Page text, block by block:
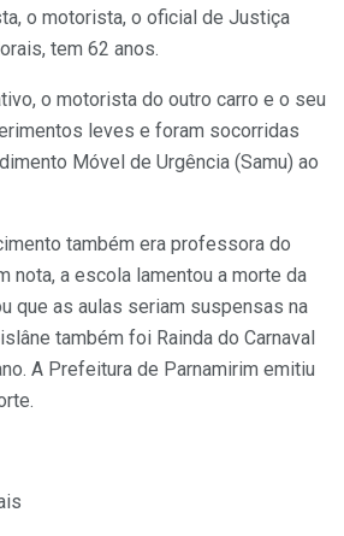
o motorista, o oficial de Justiça
tem 62 anos.
o motorista do outro carro e o seu
leves e foram socorridas
Móvel de Urgência (Samu) ao
também era professora do
nota, a escola lamentou a morte da
que as aulas seriam suspensas na
também foi Rainda do Carnaval
A Prefeitura de Parnamirim emitiu